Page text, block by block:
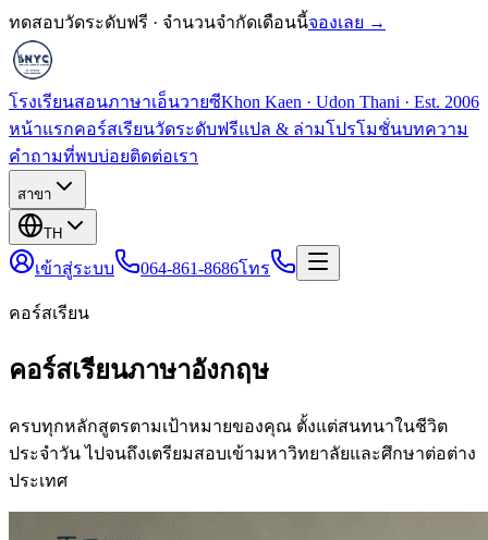
ทดสอบวัดระดับฟรี · จำนวนจำกัดเดือนนี้จองเลย →
โรงเรียนสอนภาษาเอ็นวายซีKhon Kaen · Udon Thani · Est. 2006
หน้าแรกคอร์สเรียนวัดระดับฟรีแปล & ล่ามโปรโมชั่นบทความ
คำถามที่พบบ่อยติดต่อเรา
สาขา
TH
เข้าสู่ระบบ 064-861-8686โทร
คอร์สเรียน
คอร์สเรียนภาษาอังกฤษ
ครบทุกหลักสูตรตามเป้าหมายของคุณ ตั้งแต่สนทนาในชีวิต
ประจำวัน ไปจนถึงเตรียมสอบเข้ามหาวิทยาลัยและศึกษาต่อต่าง
ประเทศ